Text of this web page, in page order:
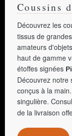
Coussins
Découvrez les
tissus de
amateurs
haut de gamme
étoffes signées
Découvrez notre
conçus à la
singulière.
de la livraison